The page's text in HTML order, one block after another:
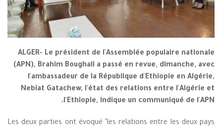
ALGER- Le président de l'Assemblée populaire nationale
(APN), Brahim Boughali a passé en revue, dimanche, avec
l'ambassadeur de la République d'Ethiopie en Algérie,
Nebiat Gatachew, l'état des relations entre l'Algérie et
l'Ethiopie, indique un communiqué de l'APN.
Les deux parties ont évoqué "les relations entre les deux pays